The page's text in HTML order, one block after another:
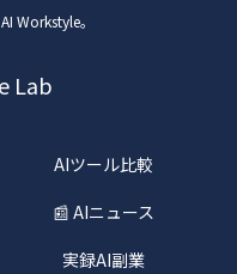
Workstyle。
Lab
AIツール比較
📰 AIニュース
実録AI副業